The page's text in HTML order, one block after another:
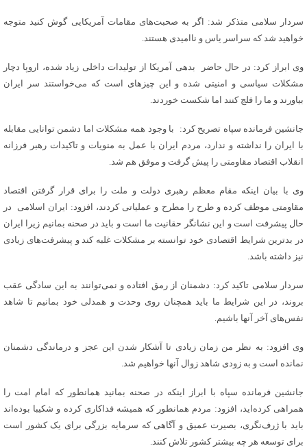
سردار سلامی متذکر شد: اگر به صحبت‌های مقامات آمریکایی گوش کنید متوجه
خواهید شد که سراسر یاس و ناامیدی هستند.
وی ابراز کرد: در حال حاضر بدهی آمریکا از تولیدات داخلی زیاد شده، اروپا دچار
مشکلات سیاسی و امنیتی شده و این چیزهای است که می‌خواستند سر ایران
بیاورند و ما را فلج کنند اما شکست خوردند.
جانشین فرمانده سپاه تصریح کرد: با وجود همه مشکلات اما دشمن توانایی مقابله
با ایران را نداشته و ندارد، مردم ایران با عمل به منویات و تاکیدات رهبر فرزانه
انقلاب اقتصاد مقاومتی را پیش گرفت و موفق هم شد.
وی با بیان اینکه مقام معظم رهبری دولت و ملت را برای قرار گرفتن اقتصاد
مقاومتی موظف کرده و طرح را مطرح و عملیاتی کردند، افزود: ایران اسلامی در
حال پیشرفت است و این نشانگر حقانیت ما است و باید در صحنه بمانیم زیرا ایران
در بدترین شرایط اقتصادی خود توانسته بر مشکلات غلبه کند و پیشرفت‌های زیادی
نیز داشته باشد.
سردار سلامی تاکید کرد: دشمنان از رمق افتاده و نمی‌توانند به این سادگی عقب
بروند، در این شرایط ما باید همچنان روی وحدت و همدلی خود بمانیم تا شاهد
نفس‌های آخر آنها باشیم.
وی افزود: به نظر من زمان زیادی تا آشکار شدن این عجز و درماندگی دشمنان
نمانده است و به زودی شاهد زوال آنها خواهیم شد.
جانشین فرمانده سپاه با ابراز اینکه در صحنه بمانید همانطور که امام امت را
همراهی کرده‌اید، افزود: مردم همانطور که همیشه فداکاری کرده و شکیبا بوده‌اند
باید با ژرف‌نگری، بصیرت عمیق و آگاهی که سرمایه بزرگی برای یک کشور است
برای توسعه هر چه بیشتر کشور تلاش کنند.